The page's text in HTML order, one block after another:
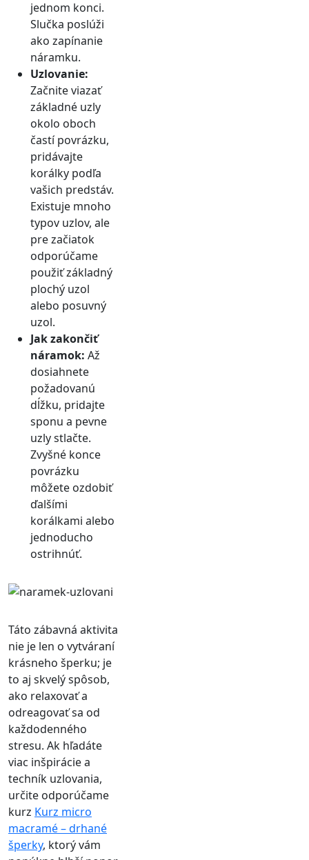
jednom konci.
Slučka poslúži
ako zapínanie
náramku.
Uzlovanie:
Začnite viazať
základné uzly
okolo oboch
častí povrázku,
pridávajte
korálky podľa
vašich predstáv.
Existuje mnoho
typov uzlov, ale
pre začiatok
odporúčame
použiť základný
plochý uzol
alebo posuvný
uzol.
Jak zakončiť
náramok: Až
dosiahnete
požadovanú
dĺžku, pridajte
sponu a pevne
uzly stlačte.
Zvyšné konce
povrázku
môžete ozdobiť
ďalšími
korálkami alebo
jednoducho
ostrihnúť.
Táto zábavná aktivita
nie je len o vytváraní
krásneho šperku; je
to aj skvelý spôsob,
ako relaxovať a
odreagovať sa od
každodenného
stresu. Ak hľadáte
viac inšpirácie a
techník uzlovania,
určite odporúčame
kurz Kurz micro
macramé – drhané
šperky, ktorý vám